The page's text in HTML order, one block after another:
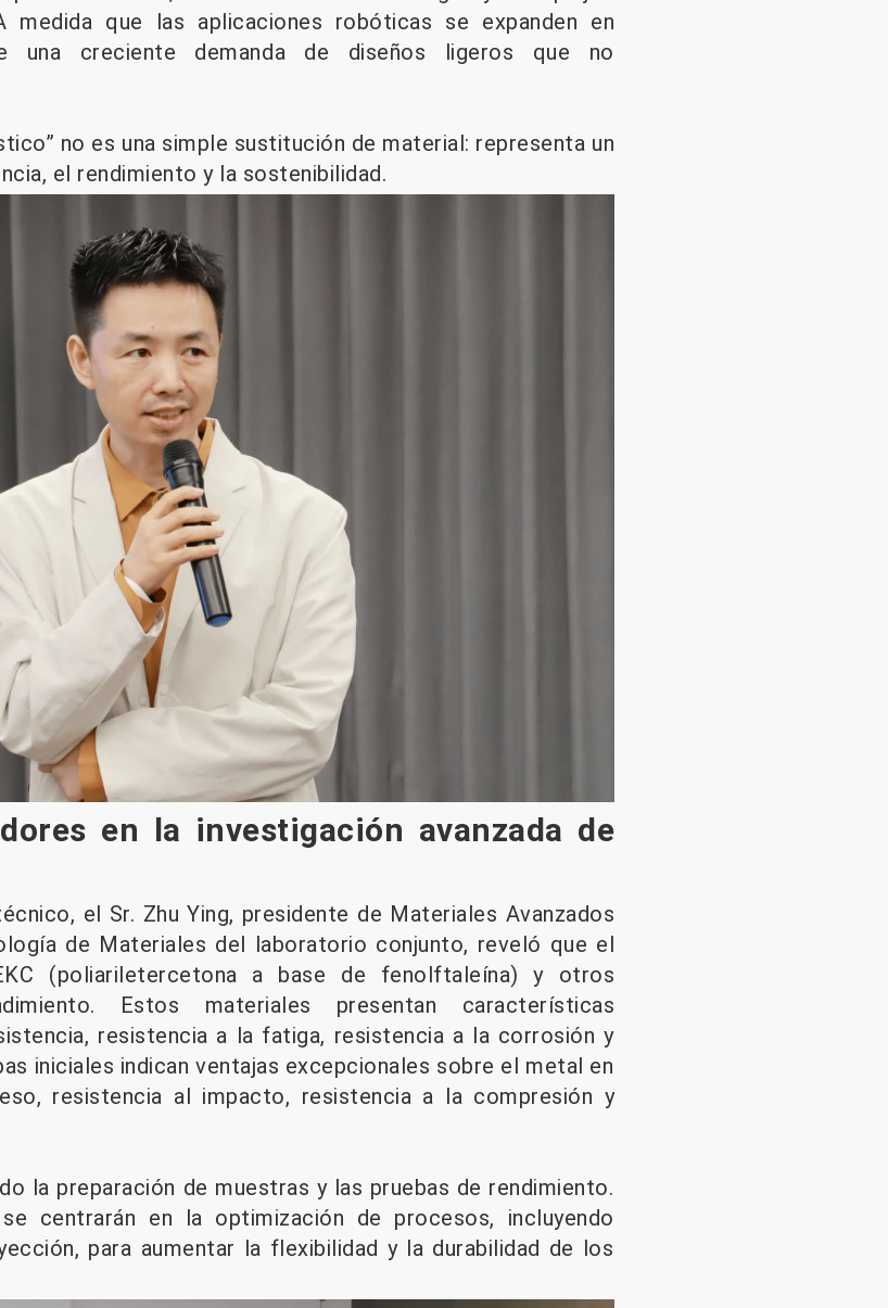
medida que las aplicaciones robóticas se expanden en
una creciente demanda de diseños ligeros que no
no es una simple sustitución de material: representa un
el rendimiento y la sostenibilidad.
en la investigación avanzada de
el Sr. Zhu Ying, presidente de Materiales Avanzados
de Materiales del laboratorio conjunto, reveló que el
(poliariletercetona a base de fenolftaleína) y otros
Estos materiales presentan características
resistencia a la fatiga, resistencia a la corrosión y
iniciales indican ventajas excepcionales sobre el metal en
resistencia al impacto, resistencia a la compresión y
la preparación de muestras y las pruebas de rendimiento.
centrarán en la optimización de procesos, incluyendo
para aumentar la flexibilidad y la durabilidad de los